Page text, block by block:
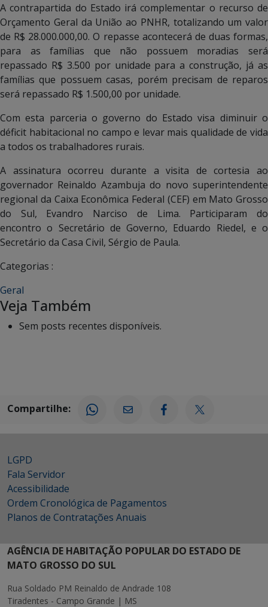
A contrapartida do Estado irá complementar o recurso de
Orçamento Geral da União ao PNHR, totalizando um valor
de R$ 28.000.000,00. O repasse acontecerá de duas formas,
para as famílias que não possuem moradias será
repassado R$ 3.500 por unidade para a construção, já as
famílias que possuem casas, porém precisam de reparos
será repassado R$ 1.500,00 por unidade.
Com esta parceria o governo do Estado visa diminuir o
déficit habitacional no campo e levar mais qualidade de vida
a todos os trabalhadores rurais.
A assinatura ocorreu durante a visita de cortesia ao
governador Reinaldo Azambuja do novo superintendente
regional da Caixa Econômica Federal (CEF) em Mato Grosso
do Sul, Evandro Narciso de Lima. Participaram do
encontro o Secretário de Governo, Eduardo Riedel, e o
Secretário da Casa Civil, Sérgio de Paula.
Categorias :
Geral
Veja Também
Sem posts recentes disponíveis.
Compartilhe:
LGPD
Fala Servidor
Acessibilidade
Ordem Cronológica de Pagamentos
Planos de Contratações Anuais
AGÊNCIA DE HABITAÇÃO POPULAR DO ESTADO DE
MATO GROSSO DO SUL
Rua Soldado PM Reinaldo de Andrade 108
Tiradentes - Campo Grande | MS